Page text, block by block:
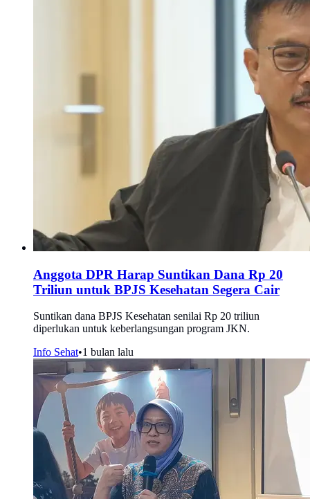
Anggota DPR Harap Suntikan Dana Rp 20
Triliun untuk BPJS Kesehatan Segera Cair
Suntikan dana BPJS Kesehatan senilai Rp 20 triliun
diperlukan untuk keberlangsungan program JKN.
Info Sehat•1 bulan lalu